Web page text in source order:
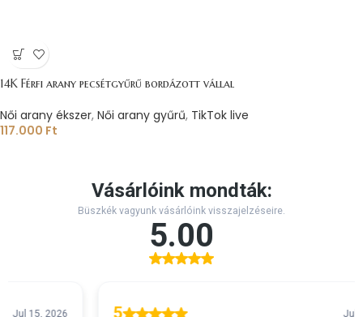
14K Férfi arany pecsétgyűrű bordázott vállal
Női arany ékszer, Női arany gyűrű, TikTok live
117.000 Ft